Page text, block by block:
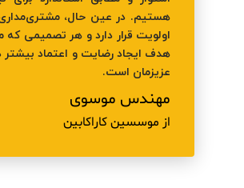
هستیم. در عین حال، مشتری‌مداری
اولویت قرار دارد و هر تصمیمی که
هدف ایجاد رضایت و اعتماد بیشتر
عزیزمان است.
مهندس موسوی
از موسسین کاراکابین